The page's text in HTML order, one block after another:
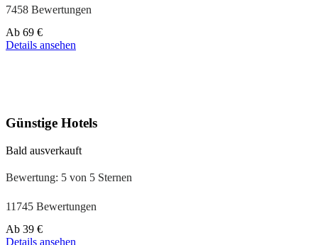
7458 Bewertungen
Preis
ab
Ab 69 €
Details ansehen
Günstige Hotels
Bald ausverkauft
Bewertung: 5 von 5 Sternen
11745 Bewertungen
Preis
ab
Ab 39 €
Details ansehen